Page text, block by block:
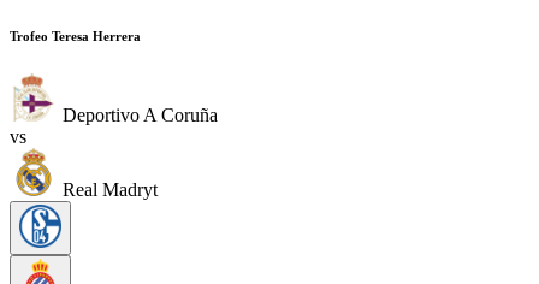
Trofeo Teresa Herrera
Deportivo A Coruña
vs
Real Madryt